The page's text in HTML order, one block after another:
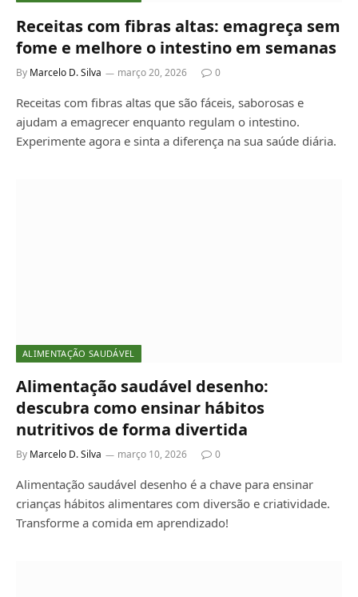
Receitas com fibras altas: emagreça sem
fome e melhore o intestino em semanas
By Marcelo D. Silva março 20, 2026 0
Receitas com fibras altas que são fáceis, saborosas e
ajudam a emagrecer enquanto regulam o intestino.
Experimente agora e sinta a diferença na sua saúde diária.
ALIMENTAÇÃO SAUDÁVEL
Alimentação saudável desenho:
descubra como ensinar hábitos
nutritivos de forma divertida
By Marcelo D. Silva março 10, 2026 0
Alimentação saudável desenho é a chave para ensinar
crianças hábitos alimentares com diversão e criatividade.
Transforme a comida em aprendizado!